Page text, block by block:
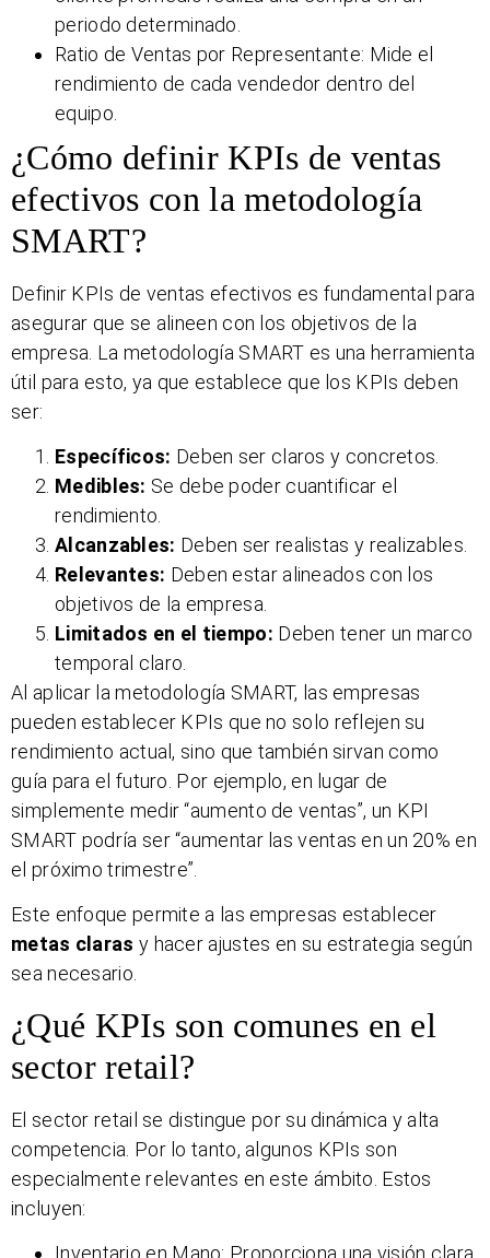
periodo determinado.
Ratio de Ventas por Representante: Mide el
rendimiento de cada vendedor dentro del
equipo.
¿Cómo definir KPIs de ventas
efectivos con la metodología
SMART?
Definir KPIs de ventas efectivos es fundamental para
asegurar que se alineen con los objetivos de la
empresa. La metodología SMART es una herramienta
útil para esto, ya que establece que los KPIs deben
ser:
Específicos: Deben ser claros y concretos.
Medibles: Se debe poder cuantificar el
rendimiento.
Alcanzables: Deben ser realistas y realizables.
Relevantes: Deben estar alineados con los
objetivos de la empresa.
Limitados en el tiempo: Deben tener un marco
temporal claro.
Al aplicar la metodología SMART, las empresas
pueden establecer KPIs que no solo reflejen su
rendimiento actual, sino que también sirvan como
guía para el futuro. Por ejemplo, en lugar de
simplemente medir “aumento de ventas”, un KPI
SMART podría ser “aumentar las ventas en un 20% en
el próximo trimestre”.
Este enfoque permite a las empresas establecer
metas claras y hacer ajustes en su estrategia según
sea necesario.
¿Qué KPIs son comunes en el
sector retail?
El sector retail se distingue por su dinámica y alta
competencia. Por lo tanto, algunos KPIs son
especialmente relevantes en este ámbito. Estos
incluyen:
Inventario en Mano: Proporciona una visión clara